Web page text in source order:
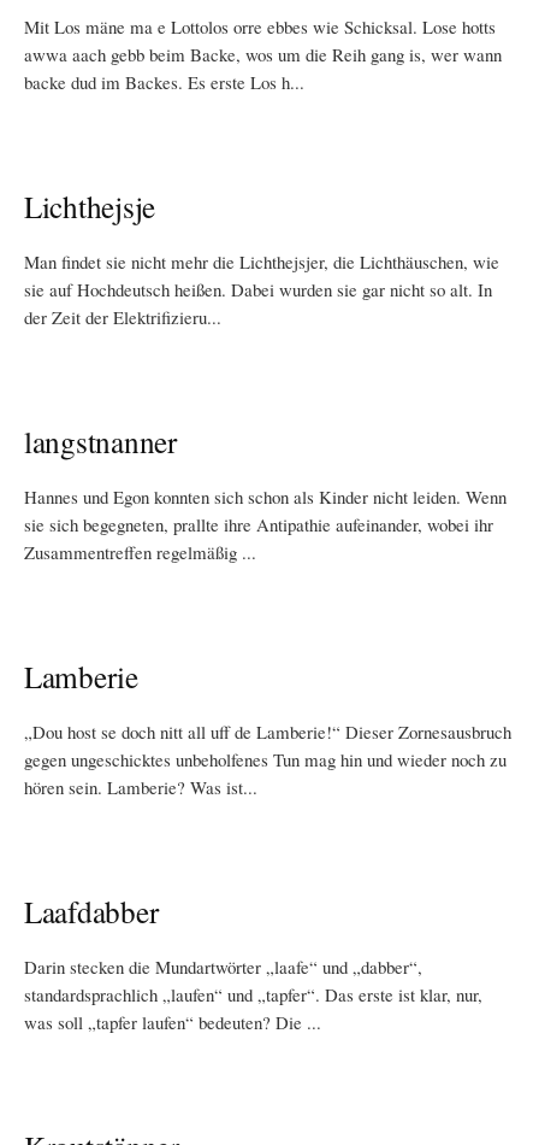
Mit Los mäne ma e Lottolos orre ebbes wie Schicksal. Lose hotts
awwa aach gebb beim Backe, wos um die Reih gang is, wer wann
backe dud im Backes. Es erste Los h...
Lichthejsje
Man findet sie nicht mehr die Lichthejsjer, die Lichthäuschen, wie
sie auf Hochdeutsch heißen. Dabei wurden sie gar nicht so alt. In
der Zeit der Elektrifizieru...
langstnanner
Hannes und Egon konnten sich schon als Kinder nicht leiden. Wenn
sie sich begegneten, prallte ihre Antipathie aufeinander, wobei ihr
Zusammentreffen regelmäßig ...
Lamberie
„Dou host se doch nitt all uff de Lamberie!“ Dieser Zornesausbruch
gegen ungeschicktes unbeholfenes Tun mag hin und wieder noch zu
hören sein. Lamberie? Was ist...
Laafdabber
Darin stecken die Mundartwörter „laafe“ und „dabber“,
standardsprachlich „laufen“ und „tapfer“. Das erste ist klar, nur,
was soll „tapfer laufen“ bedeuten? Die ...